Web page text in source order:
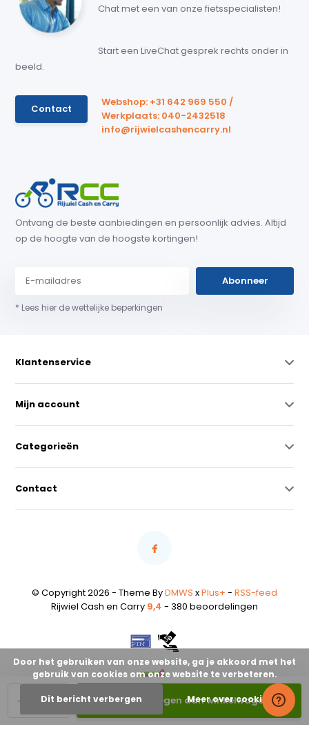
+
- Toevoegen aan winkelwagen
Chat met een van onze fietsspecialisten!
Start een LiveChat gesprek rechts onder in
beeld.
Contact
Webshop: +31 642 969 550 /
Werkplaats: 040-2432518
info@rijwielcashencarry.nl
Ontvang de beste aanbiedingen en persoonlijk advies. Altijd
op de hoogte van de hoogste kortingen!
Abonneer
* Lees hier de wettelijke beperkingen
Klantenservice
Mijn account
Categorieën
Contact
© Copyright 2026 - Theme ByDMWS xPlus+ - RSS-feed
Rijwiel Cash en Carry 9,4 - 380 beoordelingen
Door het gebruiken van onze website, ga je akkoord met het
gebruik van cookies om onze website te verbeteren.
Dit bericht verbergen Meer over cookies »